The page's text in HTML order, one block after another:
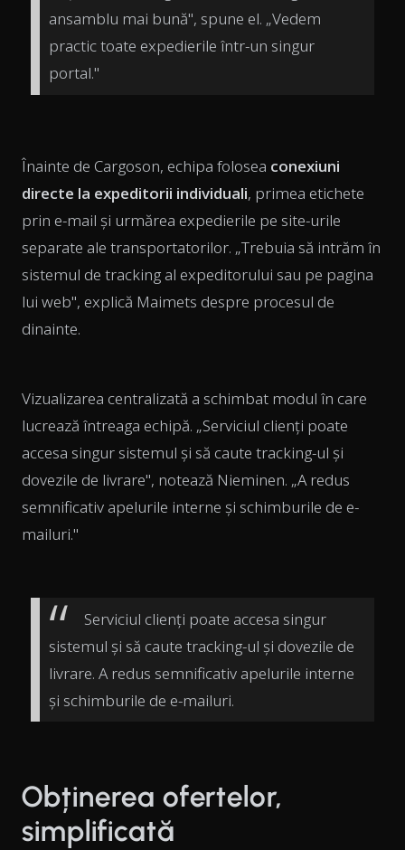
ansamblu mai bună", spune el. „Vedem
practic toate expedierile într-un singur
portal."
Înainte de Cargoson, echipa folosea conexiuni
directe la expeditorii individuali, primea etichete
prin e-mail și urmărea expedierile pe site-urile
separate ale transportatorilor. „Trebuia să intrăm în
sistemul de tracking al expeditorului sau pe pagina
lui web", explică Maimets despre procesul de
dinainte.
Vizualizarea centralizată a schimbat modul în care
lucrează întreaga echipă. „Serviciul clienți poate
accesa singur sistemul și să caute tracking-ul și
dovezile de livrare", notează Nieminen. „A redus
semnificativ apelurile interne și schimburile de e-
mailuri."
Serviciul clienți poate accesa singur
sistemul și să caute tracking-ul și dovezile de
livrare. A redus semnificativ apelurile interne
și schimburile de e-mailuri.
Obținerea ofertelor,
simplificată